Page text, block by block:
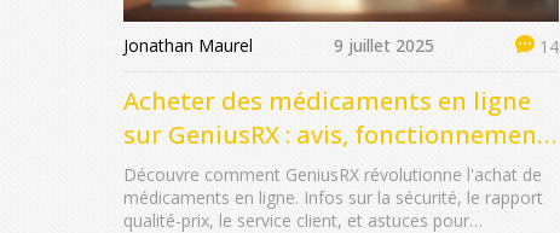
Jonathan Maurel 9 juillet 2025 14
Acheter des médicaments en ligne
sur GeniusRX : avis, fonctionnement
et conseils
Découvre comment GeniusRX révolutionne l'achat de
médicaments en ligne. Infos sur la sécurité, le rapport
qualité-prix, le service client, et astuces pour